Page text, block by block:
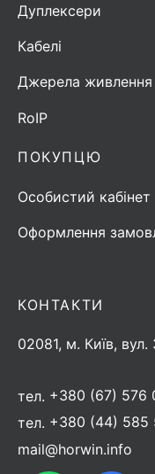
КОНТАКТИ
02081, м. Київ,
тел. +380 (67) 576
тел. +380 (44) 585
mail@horwin.info
Дуплексери
Кабелі
Джерела живлення
RoIP
ПОКУПЦЮ
Особистий кабінет
Оформлення